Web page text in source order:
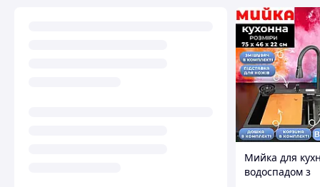
Мийка для
водоспадом з